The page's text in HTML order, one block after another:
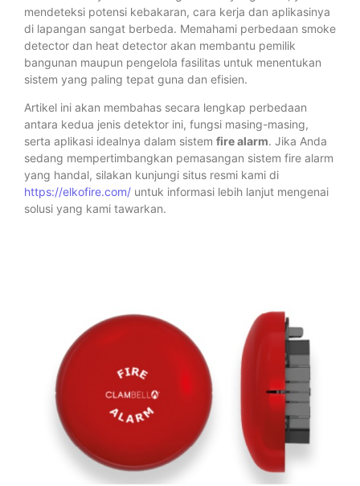
mendeteksi potensi kebakaran, cara kerja dan aplikasinya
di lapangan sangat berbeda. Memahami perbedaan smoke
detector dan heat detector akan membantu pemilik
bangunan maupun pengelola fasilitas untuk menentukan
sistem yang paling tepat guna dan efisien.
Artikel ini akan membahas secara lengkap perbedaan
antara kedua jenis detektor ini, fungsi masing-masing,
serta aplikasi idealnya dalam sistem fire alarm. Jika Anda
sedang mempertimbangkan pemasangan sistem fire alarm
yang handal, silakan kunjungi situs resmi kami di
https://elkofire.com/ untuk informasi lebih lanjut mengenai
solusi yang kami tawarkan.